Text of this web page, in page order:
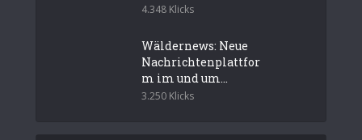
4.348 Klicks
Wäldernews: Neue
Nachrichtenplattfor
m im und um...
3.250 Klicks